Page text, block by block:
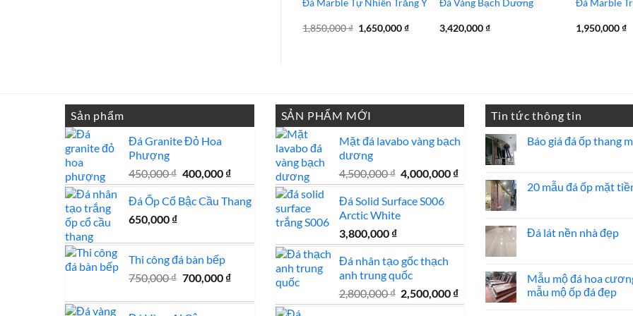
1,850,000₫ Giá
gốc
1,650,000₫Giá
3,420,000₫ 1,950,000₫
Sản phẩm
Đá Granite Đỏ Hoa
Phượng
450,000₫ Giá
gốc
là:
400,000 ₫Giá
hiện
tại
Đá Ốp Cổ Bậc Cầu Thang
650,000 ₫
Thi công đá bàn bếp
750,000₫ Giá
là:
700,000 ₫Giá
tại
SẢN PHẨM MỚI
Mặt đá lavabo vàng bạch
dương
4,500,000₫ Giá
gốc
là:
4,500,000 ₫.
4,000,000 ₫Giá
hiện
4,000,000 ₫.
Đá Solid Surface S006
Arctic White
3,800,000 ₫
Đá nhân tạo gốc thạch
anh trung quốc
2,800,000₫ Giá
gốc
2,500,000 ₫Giá
hiện
Tin tức thông tin
Báo giá đá ốp thang
luận
ở
ốp
thang
20 mẫu đá ốp mặt
luận
ở
ốp
mặt
tiền
Đá lát nền nhà đẹp
luận
ở
Đá
Mẫu mộ đá hoa
mẫu mộ ốp đá đẹp